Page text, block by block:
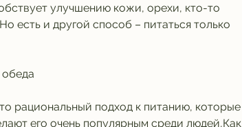
улучшению кожи, орехи, кто-то
есть и другой способ – питаться только
рациональный подход к питанию, которые
его очень популярным среди людей,Как